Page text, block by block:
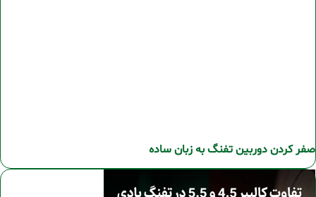
صفر کردن دوربین تفنگ به زبان ساده